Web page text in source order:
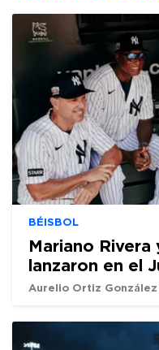
BÉISBOL
Mariano Rivera
lanzaron en el
Aurelio Ortiz González